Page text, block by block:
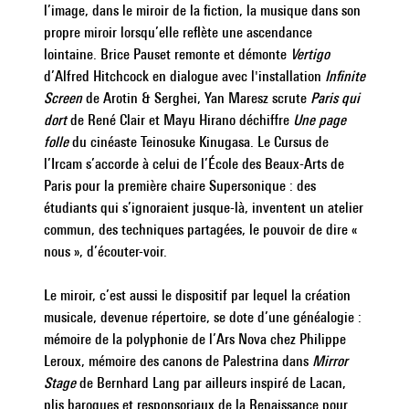
|
l’image, dans le miroir de la fiction, la musique dans son
propre miroir lorsqu’elle reflète une ascendance
lointaine. Brice Pauset remonte et démonte Vertigo
d’Alfred Hitchcock en dialogue avec l'installation Infinite
Screende Arotin & Serghei, Yan Maresz scrute Paris qui
dortde René Clair et Mayu Hirano déchiffre Une page
folledu cinéaste Teinosuke Kinugasa. Le Cursus de
l’Ircam s’accorde à celui de l’École des Beaux-Arts de
Paris pour la première chaire Supersonique : des
étudiants qui s’ignoraient jusque-là, inventent un atelier
commun, des techniques partagées, le pouvoir de dire «
nous », d’écouter-voir.
Le miroir, c’est aussi le dispositif par lequel la création
musicale, devenue répertoire, se dote d’une généalogie :
mémoire de la polyphonie de l’Ars Nova chez Philippe
Leroux, mémoire des canons de Palestrina dans Mirror
Stagede Bernhard Lang par ailleurs inspiré de Lacan,
plis baroques et responsoriaux de la Renaissance pour